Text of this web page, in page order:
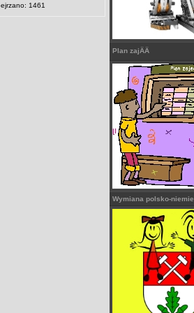
1461
Plan zajÄÄ
Wymiana polsko-